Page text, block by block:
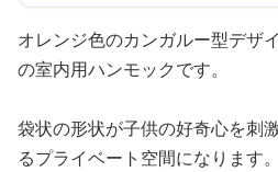
オレンジ色のカンガルー型デザ
の室内用ハンモックです。
袋状の形状が子供の好奇心を刺
るプライベート空間になります。